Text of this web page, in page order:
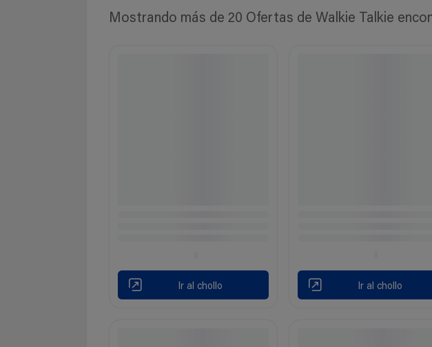
Mostrando más de 20 Ofertas de Walkie Talkie
Ir al chollo Ir al chollo